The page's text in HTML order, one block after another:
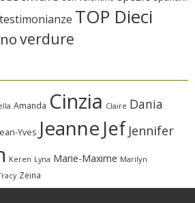
testimonianze TOP Dieci
verdure
Amanda Cinzia Claire Dania
Yves Jeanne Jef Jennifer
Keren Lyna Marie-Maxime Marilyn
Zeina